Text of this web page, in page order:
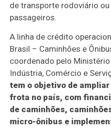
de transporte rodoviário
passageiros.
A linha de crédito
Brasil – Caminhões e
coordenado pelo
Indústria, Comércio e
tem o objetivo de
frota no país, com
de caminhões,
micro-ônibus e